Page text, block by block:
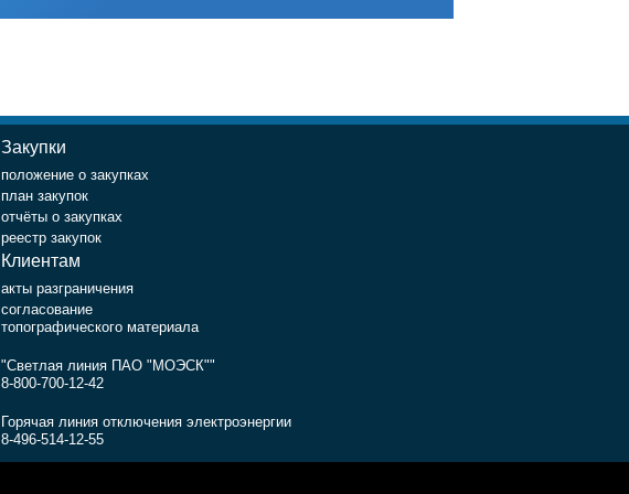
Закупки
положение о закупках
план закупок
отчёты о закупках
реестр закупок
Клиентам
акты разграничения
согласование
топографического материала
"Светлая линия ПАО "МОЭСК""
8-800-700-12-42
Горячая линия отключения электроэнергии
8-496-514-12-55